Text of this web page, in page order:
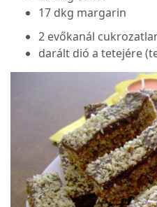
17 dkg margarin
2 evőkanál
darált dió a tetejére